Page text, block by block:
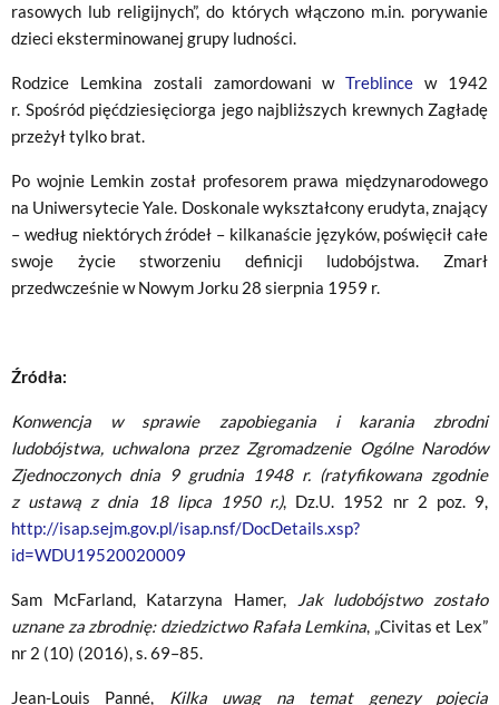
rasowych lub religijnych”, do których włączono m.in. porywanie
dzieci eksterminowanej grupy ludności.
Rodzice Lemkina zostali zamordowani wTreblince w 1942
r. Spośród pięćdziesięciorga jego najbliższych krewnych Zagładę
przeżył tylko brat.
Po wojnie Lemkin został profesorem prawa międzynarodowego
na Uniwersytecie Yale. Doskonale wykształcony erudyta, znający
– według niektórych źródeł – kilkanaście języków, poświęcił całe
swoje życie stworzeniu definicji ludobójstwa. Zmarł
przedwcześnie w Nowym Jorku 28 sierpnia 1959 r.
Źródła:
Konwencja w sprawie zapobiegania i karania zbrodni
ludobójstwa, uchwalona przez Zgromadzenie Ogólne Narodów
Zjednoczonych dnia 9 grudnia 1948 r. (ratyfikowana zgodnie
z ustawą z dnia 18 lipca 1950 r.), Dz.U. 1952 nr 2 poz. 9,
http://isap.sejm.gov.pl/isap.nsf/DocDetails.xsp?
id=WDU19520020009
Sam McFarland, Katarzyna Hamer, Jak ludobójstwo zostało
uznane za zbrodnię: dziedzictwo Rafała Lemkina, „Civitas et Lex”
nr 2 (10) (2016), s. 69–85.
Jean-Louis Panné, Kilka uwag na temat genezy pojęcia